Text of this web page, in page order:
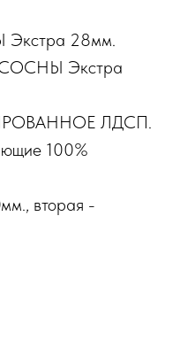
Экстра 28мм.
СОСНЫ Экстра
ЛДСП.
100%
вторая -